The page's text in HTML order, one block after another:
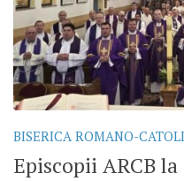
BISERICA ROMANO-
Episcopii ARCB